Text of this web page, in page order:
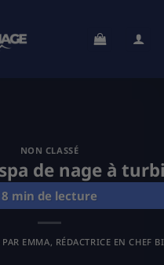
NON CLASSÉ
de nage à
PAR EMMA, RÉDACTRICE EN CHEF